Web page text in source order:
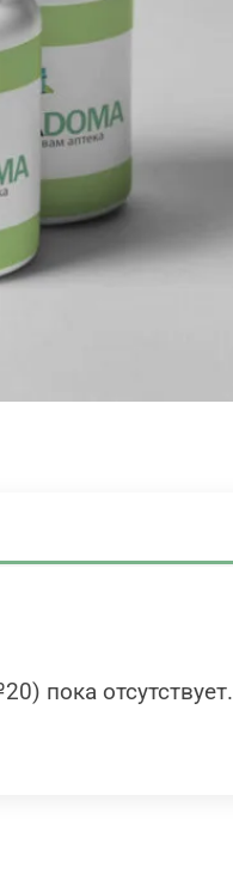
пока отсутствует.